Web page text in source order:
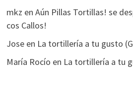
mkz en Aún Pillas Tortillas! se
cos Callos!
Joseen La tortillería a tu gusto
María Rocío en La tortillería a tu